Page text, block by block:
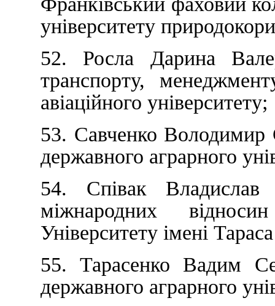
університету
52. Росла Дарина
транспорту,
авіаційного університету;
53. Савченко Володимир
державного аграрного
54. Співак
міжнародних
Університету імені
55. Тарасенко Вадим
державного аграрного